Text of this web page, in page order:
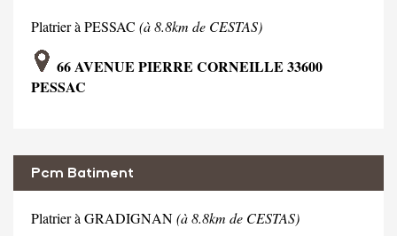
Platrier à PESSAC (à 8.8km de CESTAS)
66 AVENUE PIERRE CORNEILLE 33600
PESSAC
Pcm Batiment
Platrier à GRADIGNAN(à 8.8km de CESTAS)